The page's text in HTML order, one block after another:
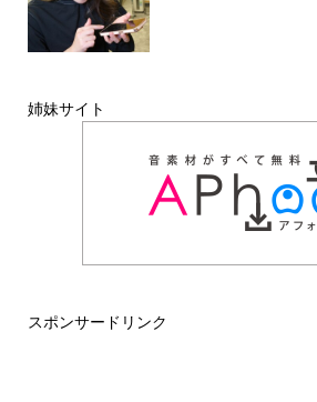
姉妹サイト
スポンサードリンク